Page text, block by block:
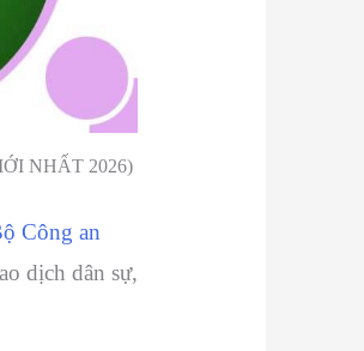
NHẤT 2026)
Công an
dịch dân sự,